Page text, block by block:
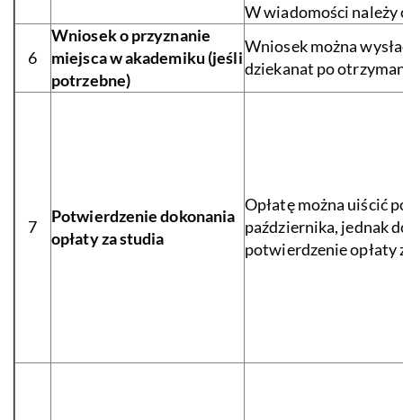
W wiadomości należy
6
Wniosek o przyznanie
miejsca w akademiku (jeśli
potrzebne)
Wniosek można
dziekanat po
7
Potwierdzenie dokonania
opłaty za studia
Opłatę można uiścić
października, jednak
potwierdzenie opłaty